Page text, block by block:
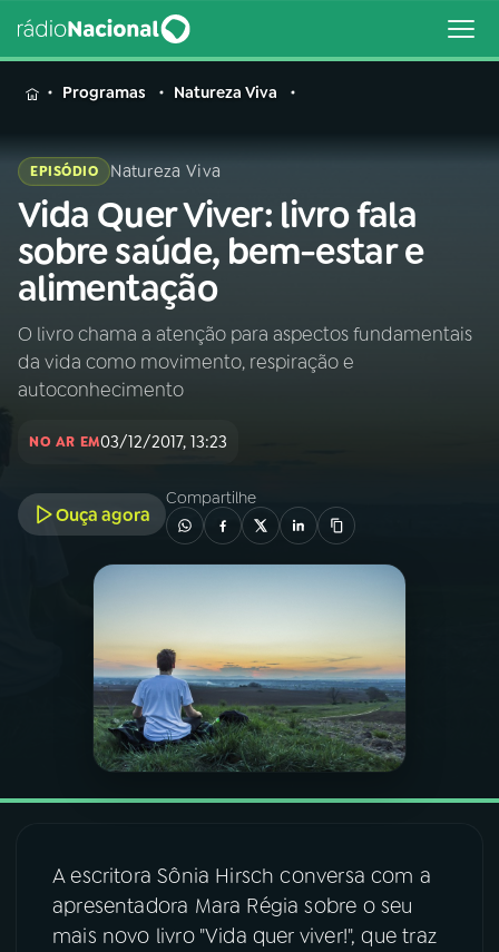
MENU
Buscar
na
Rádio
Nacional
Buscar
AO VIVO
PODCASTS
VIDEOCASTS
08 FESTIVAL DE MÚSICA
Programas Natureza Viva
EPISÓDIO Natureza Viva
Vida Quer Viver: livro fala
sobre saúde, bem-estar e
alimentação
O livro chama a atenção para aspectos fundamentais
da vida como movimento, respiração e
autoconhecimento
NO AR EM03/12/2017, 13:23
Ouça agora
Compartilhe
A escritora Sônia Hirsch conversa com a
apresentadora Mara Régia sobre o seu
mais novo livro "Vida quer viver!", que traz